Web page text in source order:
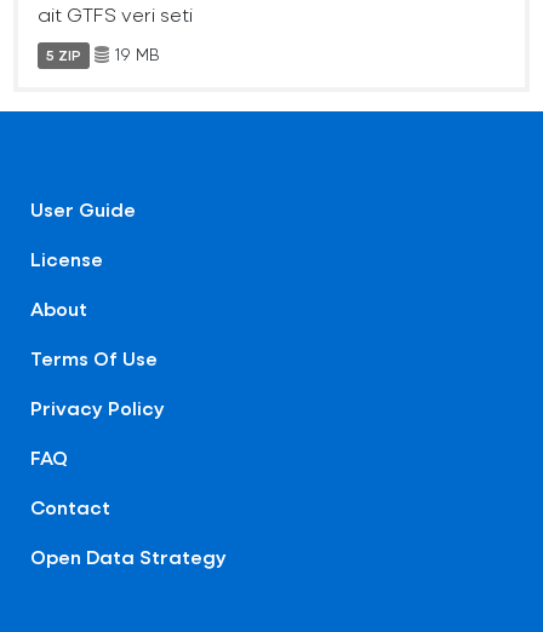
ait GTFS veri seti
5 ZIP 19 MB
User Guide
License
About
Terms Of Use
Privacy Policy
FAQ
Contact
Open Data Strategy